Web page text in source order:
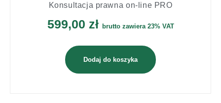
Konsultacja prawna on-line PRO
599,00 zł brutto zawiera 23% VAT
Dodaj do koszyka